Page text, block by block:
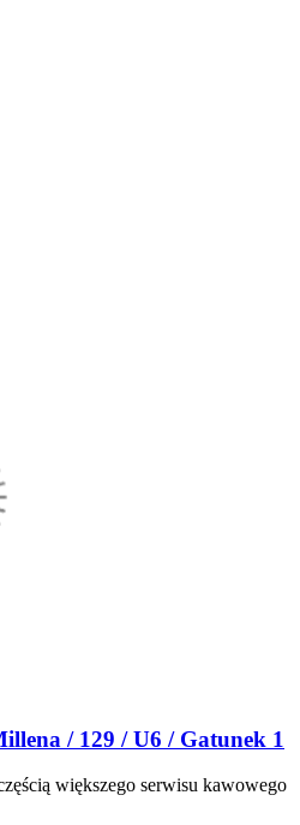
/ 129 / U6 / Gatunek 1
większego serwisu kawowego